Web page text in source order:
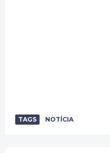
TAGS NOTÍCIA